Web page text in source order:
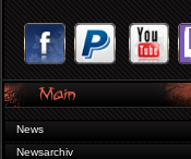
News
Newsarchiv